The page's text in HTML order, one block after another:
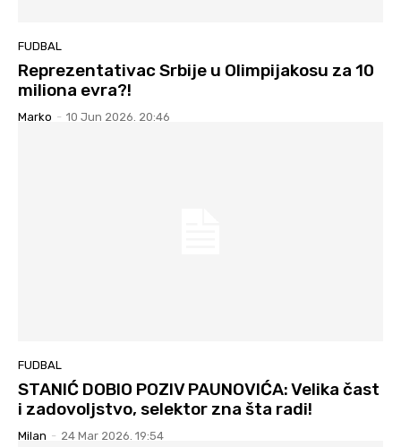
FUDBAL
Reprezentativac Srbije u Olimpijakosu za 10
miliona evra?!
Marko - 10 Jun 2026. 20:46
FUDBAL
STANIĆ DOBIO POZIV PAUNOVIĆA: Velika čast
i zadovoljstvo, selektor zna šta radi!
Milan - 24 Mar 2026. 19:54